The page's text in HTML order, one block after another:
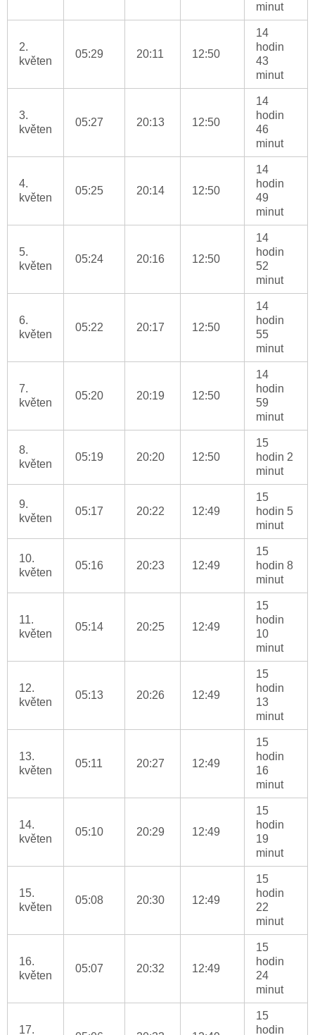
minut
2.
květen
05:29 20:11 12:50
14
hodin
43
minut
3.
květen
05:27 20:13 12:50
14
hodin
46
minut
4.
květen
05:25 20:14 12:50
14
hodin
49
minut
5.
květen
05:24 20:16 12:50
14
hodin
52
minut
6.
květen
05:22 20:17 12:50
14
hodin
55
minut
7.
květen
05:20 20:19 12:50
14
hodin
59
minut
8.
květen
05:19 20:20 12:50
15
hodin 2
minut
9.
květen
05:17 20:22 12:49
15
hodin 5
minut
10.
květen
05:16 20:23 12:49
15
hodin 8
minut
11.
květen
05:14 20:25 12:49
15
hodin
10
minut
12.
květen
05:13 20:26 12:49
15
hodin
13
minut
13.
květen
05:11 20:27 12:49
15
hodin
16
minut
14.
květen
05:10 20:29 12:49
15
hodin
19
minut
15.
květen
05:08 20:30 12:49
15
hodin
22
minut
16.
květen
05:07 20:32 12:49
15
hodin
24
minut
17.
15
hodin